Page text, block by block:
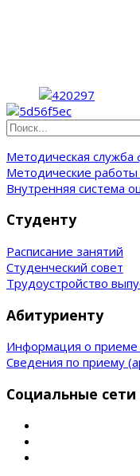
Методическая служба
Методические работы
Внутренняя система
Студенту
Расписание занятий
Студенческий совет
Трудоустройство
Абитуриенту
Информация о
Сведения по приему
Социальные сети